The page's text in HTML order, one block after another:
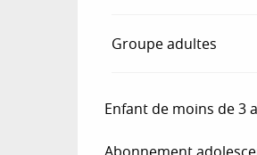
Groupe adultes
Enfant de moins de 3